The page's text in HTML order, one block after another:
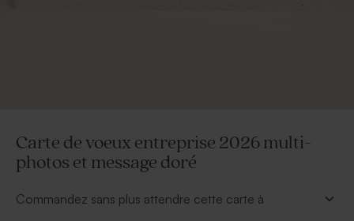
Carte de voeux entreprise 2026 multi-
photos et message doré
Commandez sans plus attendre cette carte à